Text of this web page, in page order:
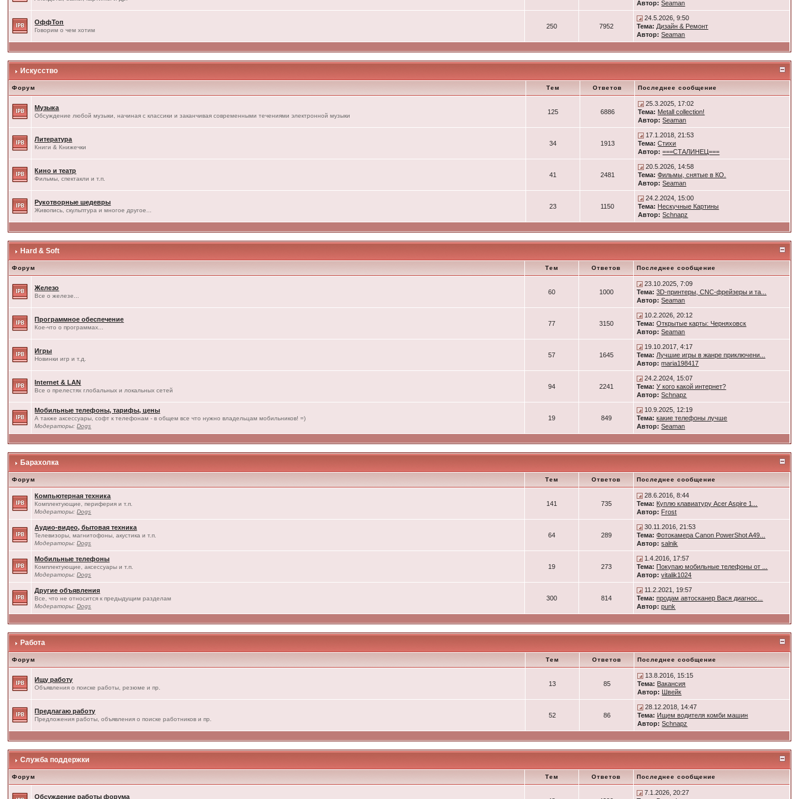
Автор: Seaman
ОффТоп
Говорим о чем хотим
250 7952
24.5.2026, 9:50
Тема: Дизайн & Ремонт
Автор: Seaman
Искусство
Форум Тем Ответов Последнее сообщение
Музыка
Обсуждение любой музыки, начиная с классики и заканчивая современными течениями электронной музыки
125 6886
25.3.2025, 17:02
Тема: Metall collection!
Автор: Seaman
Литература
Книги & Книжечки
34 1913
17.1.2018, 21:53
Тема: Стихи
Автор: ===СТАЛИНЕЦ===
Кино и театр
Фильмы, спектакли и т.п.
41 2481
20.5.2026, 14:58
Тема: Фильмы, снятые в КО.
Автор: Seaman
Рукотворные шедевры
Живопись, скульптура и многое другое...
23 1150
24.2.2024, 15:00
Тема: Нескучные Картины
Автор: Schnapz
Hard & Soft
Форум Тем Ответов Последнее сообщение
Железо
Все о железе...
60 1000
23.10.2025, 7:09
Тема: 3D-принтеры, CNC-фрейзеры и та...
Автор: Seaman
Программное обеспечение
Кое-что о программах...
77 3150
10.2.2026, 20:12
Тема: Открытые карты: Черняховск
Автор: Seaman
Игры
Новинки игр и т.д.
57 1645
19.10.2017, 4:17
Тема: Лучшие игры в жанре приключени...
Автор: maria198417
Internet & LAN
Все о прелестях глобальных и локальных сетей
94 2241
24.2.2024, 15:07
Тема: У кого какой интернет?
Автор: Schnapz
Мобильные телефоны, тарифы, цены
А также аксессуары, софт к телефонам - в общем все что нужно владельцам мобильников! =)
Модераторы:Dogs
19 849
10.9.2025, 12:19
Тема: какие телефоны лучше
Автор: Seaman
Барахолка
Форум Тем Ответов Последнее сообщение
Компьютерная техника
Комплектующие, периферия и т.п.
Модераторы:Dogs
141 735
28.6.2016, 8:44
Тема: Куплю клавиатуру Acer Aspire 1...
Автор: Frost
Аудио-видео, бытовая техника
Телевизоры, магнитофоны, акустика и т.п.
Модераторы:Dogs
64 289
30.11.2016, 21:53
Тема: Фотокамера Canon PowerShot A49...
Автор: salnik
Мобильные телефоны
Комплектующие, аксессуары и т.п.
Модераторы:Dogs
19 273
1.4.2016, 17:57
Тема: Покупаю мобильные телефоны от ...
Автор: vitalik1024
Другие объявления
Все, что не относится к предыдущим разделам
Модераторы:Dogs
300 814
11.2.2021, 19:57
Тема: продам автосканер Вася диагнос...
Автор: punk
Работа
Форум Тем Ответов Последнее сообщение
Ищу работу
Объявления о поиске работы, резюме и пр.
13 85
13.8.2016, 15:15
Тема: Вакансия
Автор: Швейк
Предлагаю работу
Предложения работы, объявления о поиске работников и пр.
52 86
28.12.2018, 14:47
Тема: Ищем водителя комби машин
Автор: Schnapz
Служба поддержки
Форум Тем Ответов Последнее сообщение
Обсуждение работы форума
7.1.2026, 20:27